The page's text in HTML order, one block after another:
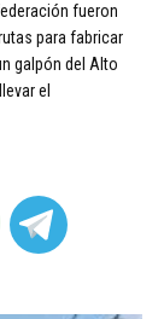
fueron
para fabricar
galpón del Alto
el